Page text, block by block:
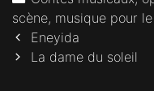
scène, musique pour
Post
navigation
Eneyida
La dame du soleil